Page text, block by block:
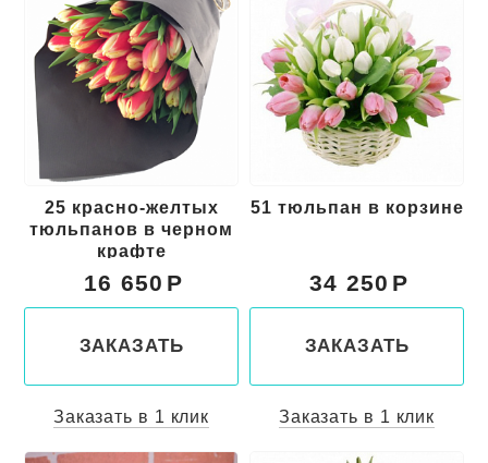
25 красно-желтых
тюльпанов в черном
крафте
16 650
ЗАКАЗАТЬ
Заказать в 1 клик
51 тюльпан в корзине
34 250
ЗАКАЗАТЬ
Заказать в 1 клик